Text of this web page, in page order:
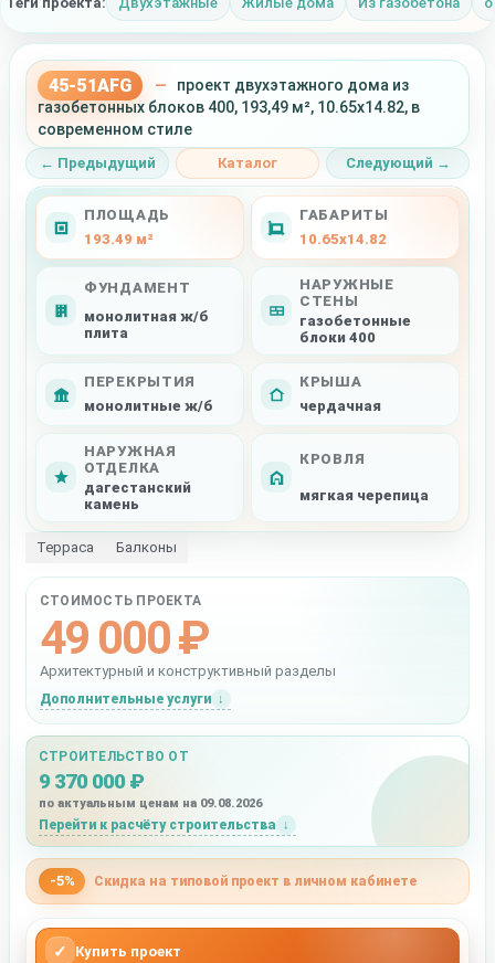
45-51AFG —
проект двухэтажного дома из
газобетонных блоков 400, 193,49 м², 10.65x14.82, в
современном стиле
← Предыдущий Каталог Следующий →
ПЛОЩАДЬ
193.49 м²
ГАБАРИТЫ
10.65x14.82
ФУНДАМЕНТ
монолитная ж/б
плита
НАРУЖНЫЕ
СТЕНЫ
газобетонные
блоки 400
ПЕРЕКРЫТИЯ
монолитные ж/б
КРЫША
чердачная
НАРУЖНАЯ
ОТДЕЛКА
дагестанский
камень
КРОВЛЯ
мягкая черепица
Терраса Балконы
СТОИМОСТЬ ПРОЕКТА
49 000 ₽
Архитектурный и конструктивный разделы
Дополнительные услуги
СТРОИТЕЛЬСТВО ОТ
9 370 000 ₽
по актуальным ценам на 09.08.2026
Перейти к расчёту строительства
-5% Скидка на типовой проект в личном кабинете
✓ Купить проект